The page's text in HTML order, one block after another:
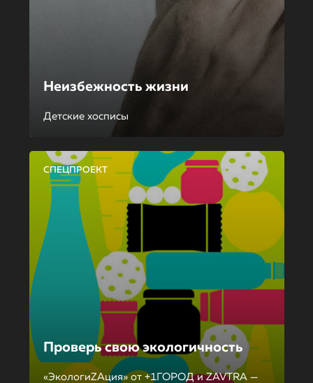
Неизбежность жизни
Детские хосписы
СПЕЦПРОЕКТ
Проверь свою экологичность
«ЭкологиZAция» от +1ГОРОД и ZAVTRA —